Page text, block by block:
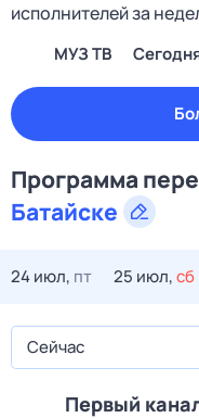
исполнителей за
МУЗ ТВ
Программа
Батайске
24 июл, пт 25 июл,сб
Сейчас
Первый